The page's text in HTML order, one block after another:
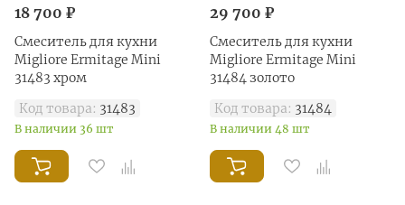
18 700 ₽
Смеситель для кухни
Migliore Ermitage Mini
31483 хром
Код товара: 31483
В наличии 36 шт
29 700 ₽
Смеситель для кухни
Migliore Ermitage Mini
31484 золото
Код товара: 31484
В наличии 48 шт